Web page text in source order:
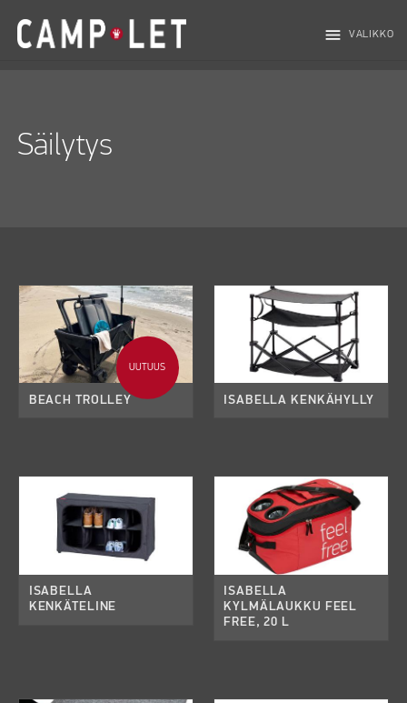
menu VALIKKO
Säilytys
UUTUUS
BEACH TROLLEY ISABELLA KENKÄHYLLY
ISABELLA
KENKÄTELINE
ISABELLA
KYLMÄLAUKKU FEEL
FREE, 20 L